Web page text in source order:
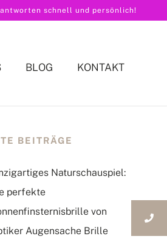
schnell und persönlich!
BLOG KONTAKT
BEITRÄGE
Naturschauspiel:
perfekte
von
Augensache Brille